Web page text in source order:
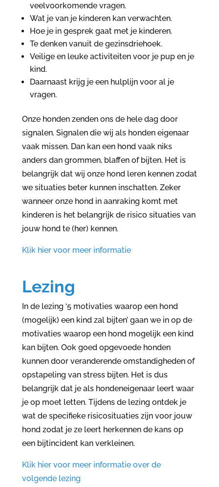
veelvoorkomende vragen.
Wat je van je kinderen kan verwachten.
Hoe je in gesprek gaat met je kinderen.
Te denken vanuit de gezinsdriehoek.
Veilige en leuke activiteiten voor je pup en je
kind.
Daarnaast krijg je een hulplijn voor al je
vragen.
Onze honden zenden ons de hele dag door
signalen. Signalen die wij als honden eigenaar
vaak missen. Dan kan een hond vaak niks
anders dan grommen, blaffen of bijten. Het is
belangrijk dat wij onze hond leren kennen zodat
we situaties beter kunnen inschatten. Zeker
wanneer onze hond in aanraking komt met
kinderen is het belangrijk de risico situaties van
jouw hond te (her) kennen.
Klik hier voor meer informatie
Lezing
In de lezing ‘5 motivaties waarop een hond
(mogelijk) een kind zal bijten’ gaan we in op de
motivaties waarop een hond mogelijk een kind
kan bijten. Ook goed opgevoede honden
kunnen door veranderende omstandigheden of
opstapeling van stress bijten. Het is dus
belangrijk dat je als hondeneigenaar leert waar
je op moet letten. Tijdens de lezing ontdek je
wat de specifieke risicosituaties zijn voor jouw
hond zodat je ze leert herkennen de kans op
een bijtincident kan verkleinen.
Klik hier voor meer informatie over de
volgende lezing